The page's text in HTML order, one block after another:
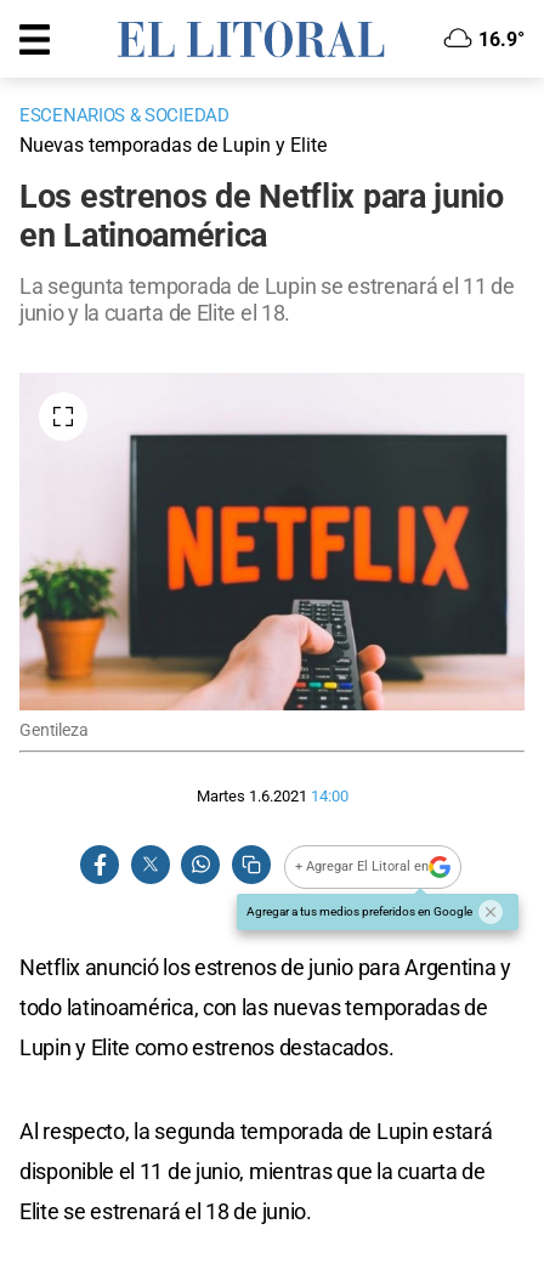
16.9°
ESCENARIOS & SOCIEDAD
Nuevas temporadas de Lupin y Elite
Los estrenos de Netflix para junio
en Latinoamérica
La segunta temporada de Lupin se estrenará el 11 de
junio y la cuarta de Elite el 18.
Gentileza
Martes 1.6.2021 14:00
+ Agregar El Litoral en
Agregar a tus medios preferidos en Google
Netflix anunció los estrenos de junio para Argentina y
todo latinoamérica, con las nuevas temporadas de
Lupin y Elite como estrenos destacados.
Al respecto, la segunda temporada de Lupin estará
disponible el 11 de junio, mientras que la cuarta de
Elite se estrenará el 18 de junio.